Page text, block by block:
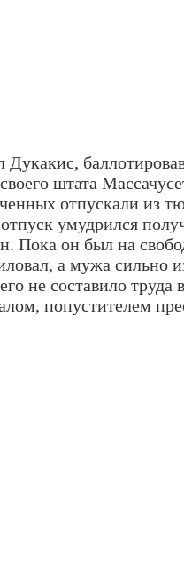
штата
отпускали из
умудрился
Пока он был на
а мужа сильно
не составило
попустителем